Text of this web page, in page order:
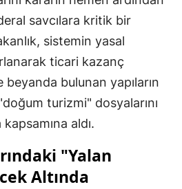
savcılara kritik bir
sistemin yasal
ticari kazanç
bulunan yapıların
turizmi" dosyalarını
aldı.
"Yalan
Altında